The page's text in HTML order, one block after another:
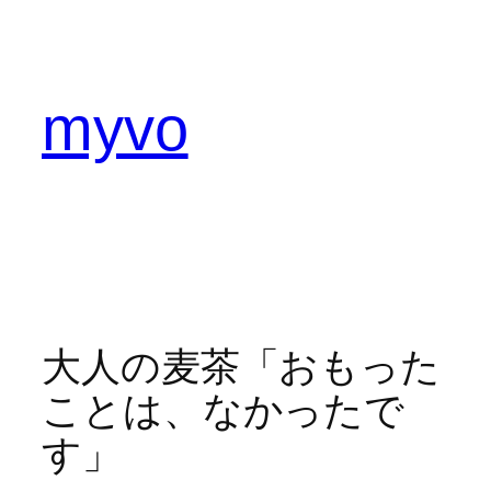
myvo
大人の麦茶「おもった
ことは、なかったで
す」